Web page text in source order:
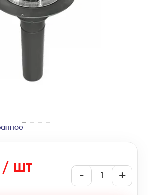
/ шт
- +